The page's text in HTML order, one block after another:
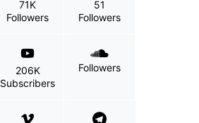
71K
Followers
51
Followers
206K
Subscribers
Followers